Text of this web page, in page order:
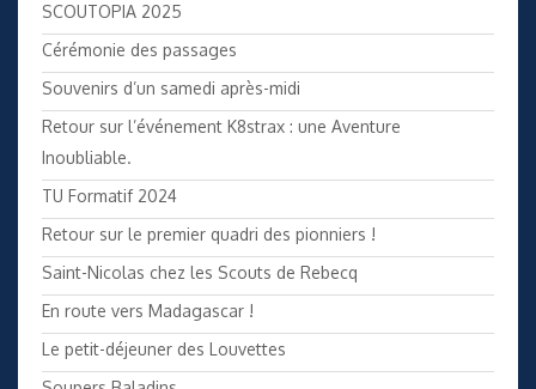
SCOUTOPIA 2025
Cérémonie des passages
Souvenirs d’un samedi après-midi
Retour sur l’événement K8strax : une Aventure
Inoubliable.
TU Formatif 2024
Retour sur le premier quadri des pionniers !
Saint-Nicolas chez les Scouts de Rebecq
En route vers Madagascar !
Le petit-déjeuner des Louvettes